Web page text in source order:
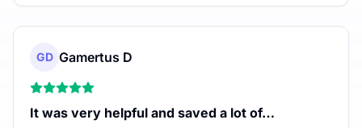
GD Gamertus D
It was very helpful and saved a lot of…